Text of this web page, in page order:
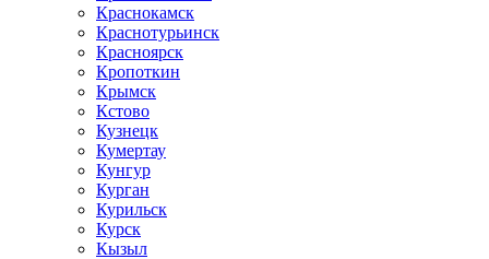
Краснокамск
Краснотурьинск
Красноярск
Кропоткин
Крымск
Кстово
Кузнецк
Кумертау
Кунгур
Курган
Курильск
Курск
Кызыл